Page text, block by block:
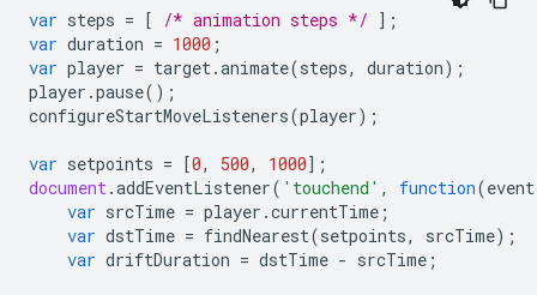
var steps = [ /* animation steps */ ];
var duration = 1000 ;
var player = target.animate(steps, duration);
player .pause();
configureStartMoveListeners(player);
var setpoints = [0, 500, 1000];
document.addEventListener( 'touchend' , function(event
var srcTime = player .currentTime ;
var dstTime = findNearest(setpoints, srcTime);
var driftDuration = dstTime - srcTime ;